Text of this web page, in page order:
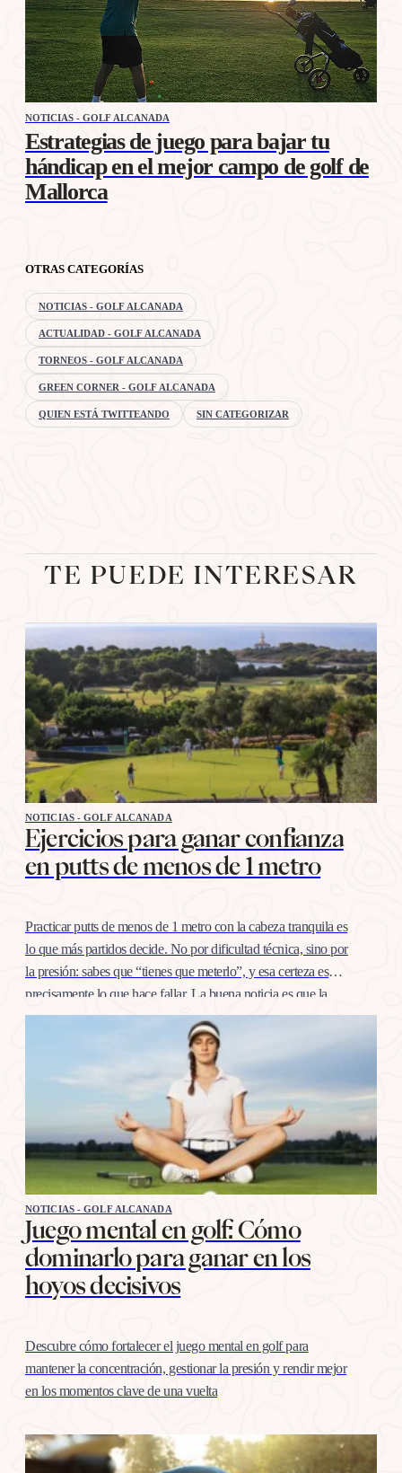
NOTICIAS - GOLF ALCANADA
Estrategias de juego para bajar tu
hándicap en el mejor campo de golf de
Mallorca
OTRAS CATEGORÍAS
NOTICIAS - GOLF ALCANADA
ACTUALIDAD - GOLF ALCANADA
TORNEOS - GOLF ALCANADA
GREEN CORNER - GOLF ALCANADA
QUIEN ESTÁ TWITTEANDO SIN CATEGORIZAR
TE PUEDE INTERESAR
NOTICIAS - GOLF ALCANADA
Ejercicios para ganar confianza
en putts de menos de 1 metro
Practicar putts de menos de 1 metro con la cabeza tranquila es
lo que más partidos decide. No por dificultad técnica, sino por
la presión: sabes que “tienes que meterlo”, y esa certeza es
precisamente lo que hace fallar. La buena noticia es que la
confianza en esta distancia se entrena igual que cualquier
NOTICIAS - GOLF ALCANADA
Juego mental en golf: Cómo
dominarlo para ganar en los
hoyos decisivos
Descubre cómo fortalecer el juego mental en golf para
mantener la concentración, gestionar la presión y rendir mejor
en los momentos clave de una vuelta